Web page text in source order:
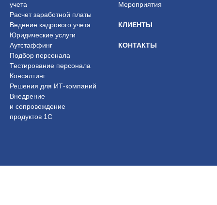
учета
Расчет заработной платы
Ведение кадрового учета
Юридические услуги
Аутстаффинг
Подбор персонала
Тестирование персонала
Консалтинг
Решения для ИТ-компаний
Внедрение
и сопровождение
продуктов 1С
Мероприятия
КЛИЕНТЫ
КОНТАКТЫ